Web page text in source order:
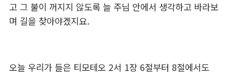
고 그 불이 꺼지지 않도록 늘 주님 안에서 생각하고 바라보
며 길을 찾아야겠지요.
오늘 우리가 들은 티모테오 2서 1장 6절부터 8절에서도